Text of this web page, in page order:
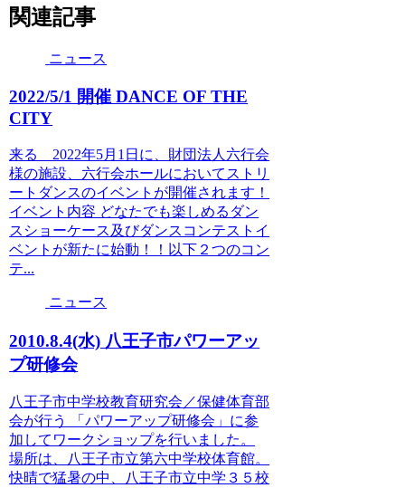
関連記事
ニュース
2022/5/1 開催 DANCE OF THE
CITY
来る 2022年5月1日に、財団法人六行会
様の施設、六行会ホールにおいてストリ
ートダンスのイベントが開催されます！
イベント内容 どなたでも楽しめるダン
スショーケース及びダンスコンテストイ
ベントが新たに始動！！以下２つのコン
テ...
ニュース
2010.8.4(水) 八王子市パワーアッ
プ研修会
八王子市中学校教育研究会／保健体育部
会が行う 「パワーアップ研修会」に参
加してワークショップを行いました。
場所は、八王子市立第六中学校体育館。
快晴で猛暑の中、八王子市立中学３５校